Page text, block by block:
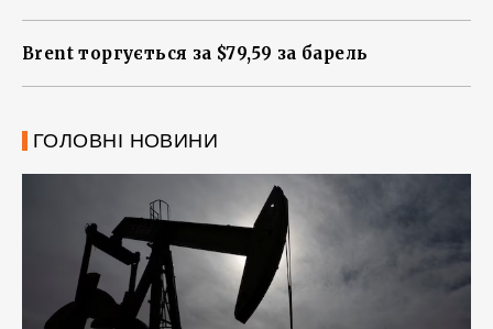
Brent торгується за $79,59 за барель
ГОЛОВНІ НОВИНИ